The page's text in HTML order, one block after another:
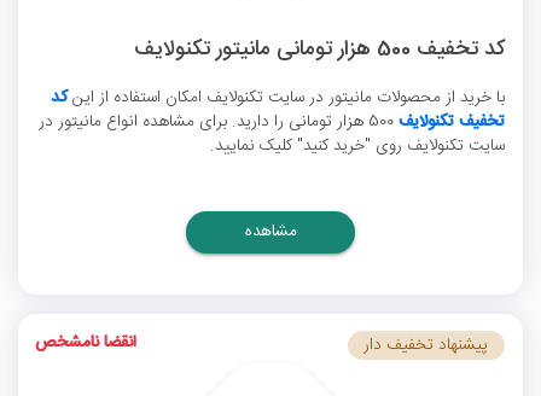
کد تخفیف 500 هزار تومانی مانیتور تکنولایف
با خرید از محصولات مانیتور در سایت تکنولایف امکان استفاده از اینکد
تخفیف تکنولایف
500 هزار تومانی را دارید. برای مشاهده انواع مانیتور در
سایت تکنولایف روی "خرید کنید" کلیک نمایید.
مشاهده
پیشنهاد تخفیف دار انقضا نامشخص